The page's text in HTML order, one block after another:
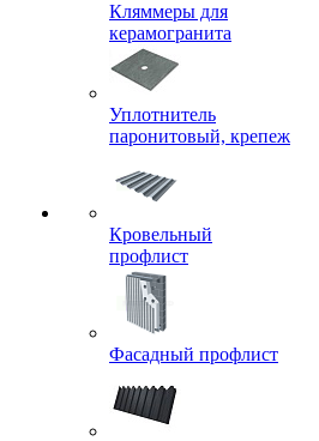
Кляммеры для
керамогранита
Уплотнитель
паронитовый, крепеж
Кровельный
профлист
Фасадный профлист